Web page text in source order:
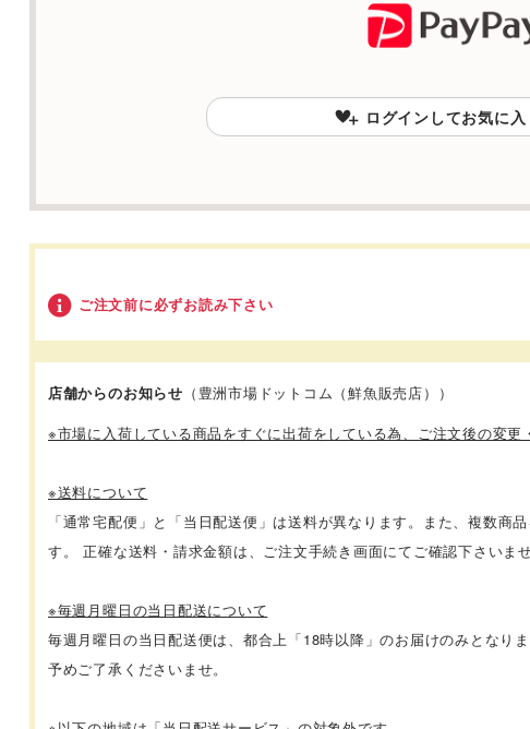
ログインしてお気に
ご注文前に必ずお読み下さい
店舗からのお知らせ （豊洲市場ドットコム（鮮魚販売店））
※市場に入荷している商品をすぐに出荷をしている為、ご注文後の変更
※送料について
「通常宅配便」と「当日配送便」は送料が異なります。また、複数商
す。 正確な送料・請求金額は、ご注文手続き画面にてご確認下さいませ
※毎週月曜日の当日配送について
毎週月曜日の当日配送便は、都合上「18時以降」のお届けのみとなりま
予めご了承くださいませ。